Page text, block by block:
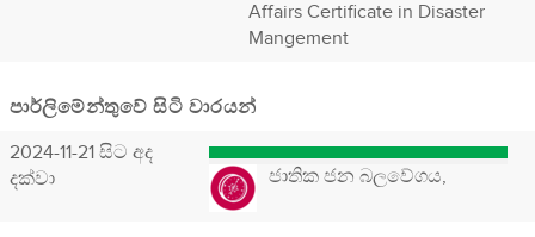
Affairs Certificate in Disaster
Mangement
පාර්ලිමේන්තුවේ සිටි වාරයන්
2024-11-21 සිට අද
දක්වා
ජාතික ජන බලවේගය,